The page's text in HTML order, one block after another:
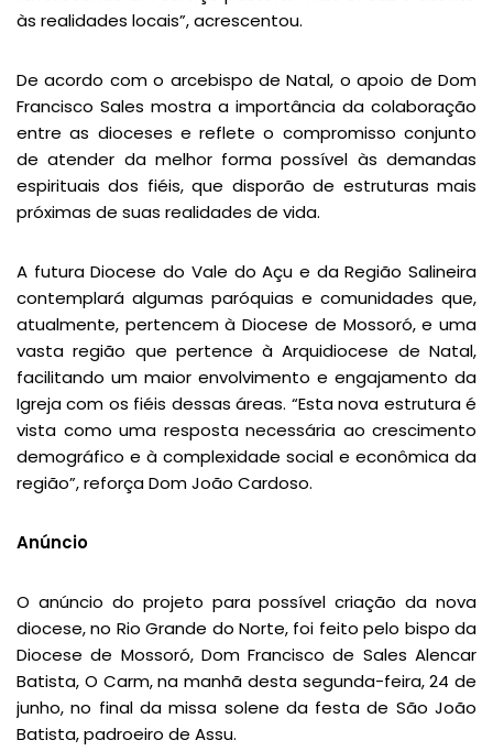
às realidades locais”, acrescentou.
De acordo com o arcebispo de Natal, o apoio de Dom
Francisco Sales mostra a importância da colaboração
entre as dioceses e reflete o compromisso conjunto
de atender da melhor forma possível às demandas
espirituais dos fiéis, que disporão de estruturas mais
próximas de suas realidades de vida.
A futura Diocese do Vale do Açu e da Região Salineira
contemplará algumas paróquias e comunidades que,
atualmente, pertencem à Diocese de Mossoró, e uma
vasta região que pertence à Arquidiocese de Natal,
facilitando um maior envolvimento e engajamento da
Igreja com os fiéis dessas áreas. “Esta nova estrutura é
vista como uma resposta necessária ao crescimento
demográfico e à complexidade social e econômica da
região”, reforça Dom João Cardoso.
Anúncio
O anúncio do projeto para possível criação da nova
diocese, no Rio Grande do Norte, foi feito pelo bispo da
Diocese de Mossoró, Dom Francisco de Sales Alencar
Batista, O Carm, na manhã desta segunda-feira, 24 de
junho, no final da missa solene da festa de São João
Batista, padroeiro de Assu.